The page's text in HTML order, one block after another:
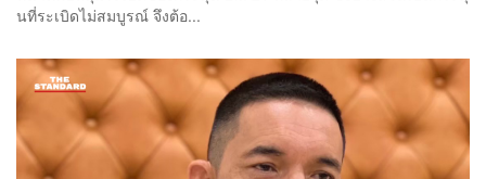
นที่ระเบิดไม่สมบูรณ์ จึงต้อ...